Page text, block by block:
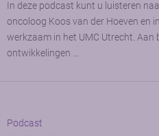
In deze podcast kunt u luisteren
oncoloog Koos van der Hoeven en
werkzaam in het UMC Utrecht. Aan
ontwikkelingen …
Podcast